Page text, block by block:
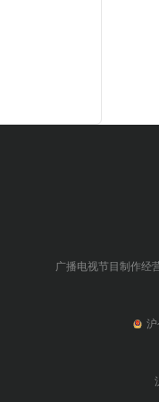
广播电视节目制作经
沪